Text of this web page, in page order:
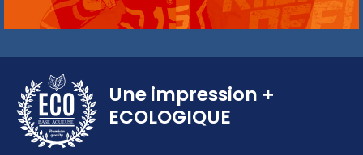
BASE AQUEUSE
Une impression +
ECOLOGIQUE